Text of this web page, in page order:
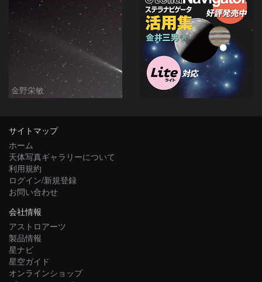
金野栄敏
サイトマップ
ホーム
天体写真ギャラリーについて
利用規約
ログイン/新規登録
お問い合わせ
会社情報
アストロアーツ
製品情報
星ナビ
星空ガイド
オンラインショップ